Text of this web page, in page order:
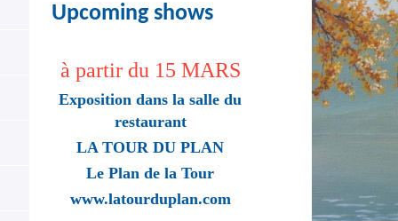
Upcoming shows
à partir du 15 MARS
Exposition dans la salle du
restaurant
LA TOUR DU PLAN
Le Plan de la Tour
www.latourduplan.com